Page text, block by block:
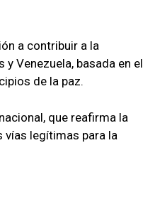
a contribuir a la
Venezuela, basada en el
de la paz.
que reafirma la
vías legítimas para la